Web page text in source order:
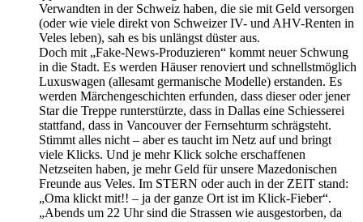
Verwandten in der Schweiz haben, die sie mit Geld versorgen
(oder wie viele direkt von Schweizer IV- und AHV-Renten in
Veles leben), sah es bis unlängst düster aus.
Doch mit „Fake-News-Produzieren“ kommt neuer Schwung
in die Stadt. Es werden Häuser renoviert und schnellstmöglich
Luxuswagen (allesamt germanische Modelle) erstanden. Es
werden Märchengeschichten erfunden, dass dieser oder jener
Star die Treppe runterstürzte, dass in Dallas eine Schiesserei
stattfand, dass in Vancouver der Fernsehturm schrägsteht.
Stimmt alles nicht – aber es taucht im Netz auf und bringt
viele Klicks. Und je mehr Klick solche erschaffenen
Netzseiten haben, je mehr Geld für unsere Mazedonischen
Freunde aus Veles. Im STERN oder auch in der ZEIT stand:
„Oma klickt mit!! – ja der ganze Ort ist im Klick-Fieber“.
„Abends um 22 Uhr sind die Strassen wie ausgestorben, da